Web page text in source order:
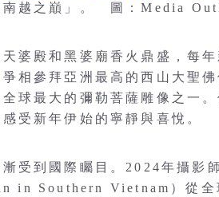
南越之巔」。 圖：Media
婆殿和黑婆廟香火鼎盛，每
相參拜亞洲最高的西山大聖
球最大的彌勒菩薩雕像之一
受新年伊始的寧靜與喜悅。
受到國際矚目。2024年攝影
in Southern Vietnam）從全